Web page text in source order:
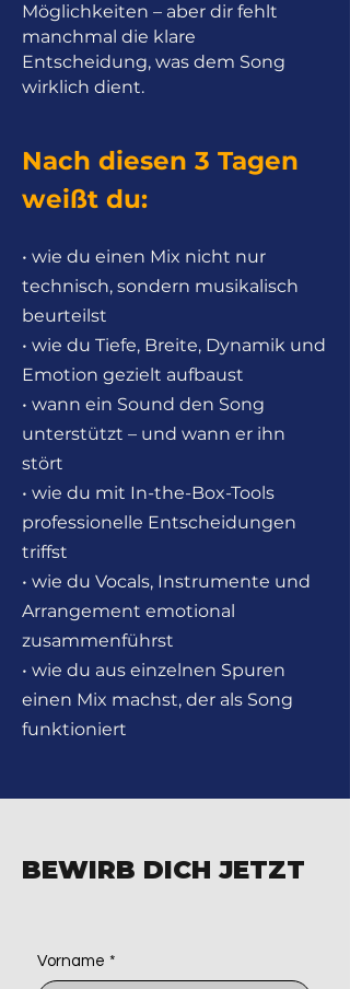
Möglichkeiten – aber dir fehlt
manchmal die klare
Entscheidung, was dem Song
wirklich dient.
Nach diesen 3 Tagen
weißt du:
• wie du einen Mix nicht nur
technisch, sondern musikalisch
beurteilst
• wie du Tiefe, Breite, Dynamik und
Emotion gezielt aufbaust
• wann ein Sound den Song
unterstützt – und wann er ihn
stört
• wie du mit In-the-Box-Tools
professionelle Entscheidungen
triffst
• wie du Vocals, Instrumente und
Arrangement emotional
zusammenführst
• wie du aus einzelnen Spuren
einen Mix machst, der als Song
funktioniert
BEWIRB DICH JETZT
Vorname *